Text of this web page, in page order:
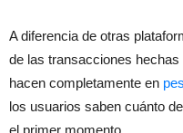
A diferencia de otras
de las transacciones
hacen completamente en
los usuarios saben cuánto
el primer momento.